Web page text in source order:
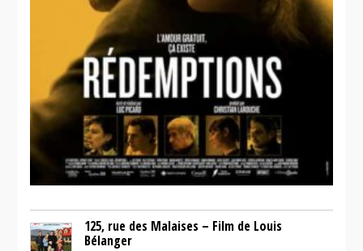
125, rue des Malaises – Film de Louis
Bélanger